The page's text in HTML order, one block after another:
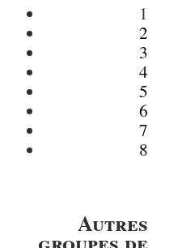
1
2
3
4
5
6
7
8
Autres